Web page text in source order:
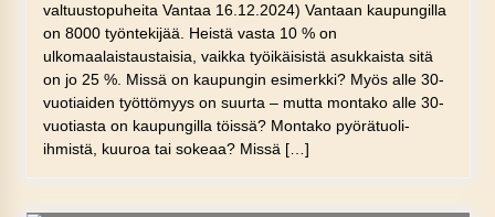
valtuustopuheita Vantaa 16.12.2024) Vantaan kaupungilla
on 8000 työntekijää. Heistä vasta 10 % on
ulkomaalaistaustaisia, vaikka työikäisistä asukkaista sitä
on jo 25 %. Missä on kaupungin esimerkki? Myös alle 30-
vuotiaiden työttömyys on suurta – mutta montako alle 30-
vuotiasta on kaupungilla töissä? Montako pyörätuoli-
ihmistä, kuuroa tai sokeaa? Missä […]